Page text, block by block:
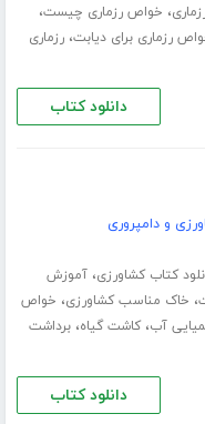
، خواص رزماری چیست،
رزماری برای دیابت،رزماری
دانلود کتاب
و دامپروری
کتاب کشاورزی،آموزش
، خاک مناسب کشاورزی، خواص
آب،کاشت گیاه،برداشت
دانلود کتاب